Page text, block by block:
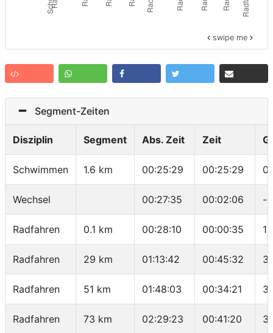
swipe me
Segment-Zeiten
Disziplin Segment Abs. Zeit Zeit
Schwimmen 1.6 km 00:25:29 00:25:29
Wechsel 00:27:35 00:02:06 -
Radfahren 0.1 km 00:28:10 00:00:35
Radfahren 29 km 01:13:42 00:45:32
Radfahren 51 km 01:48:03 00:34:21
Radfahren 73 km 02:29:23 00:41:20